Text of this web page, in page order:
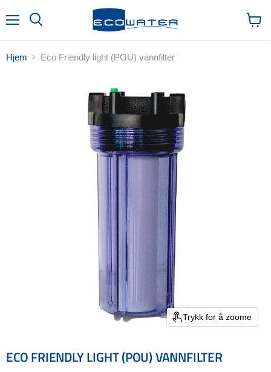
Hjem Eco Friendly light (POU) vannfilter
Trykk for å zoome
ECO FRIENDLY LIGHT (POU) VANNFILTER